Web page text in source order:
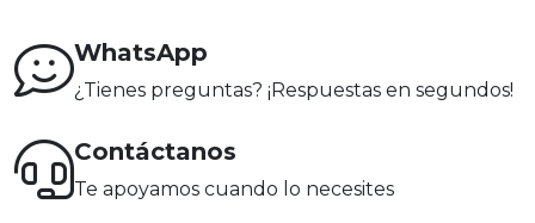
WhatsApp
¿Tienes preguntas? ¡Respuestas en segundos!
Contáctanos
Te apoyamos cuando lo necesites